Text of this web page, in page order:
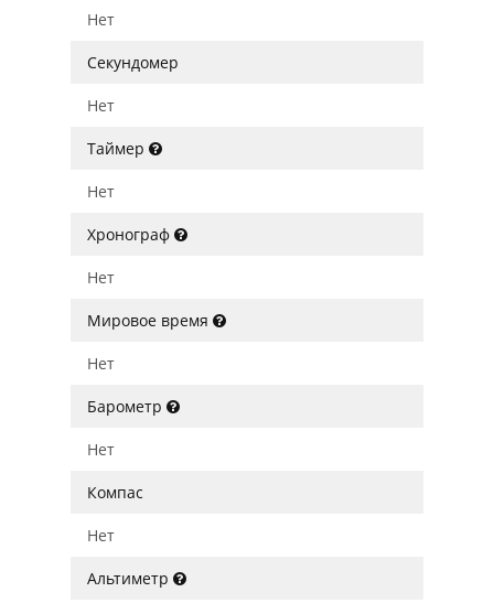
Нет
Секундомер
Нет
Таймер
Нет
Хронограф
Нет
Мировое время
Нет
Барометр
Нет
Компас
Нет
Альтиметр